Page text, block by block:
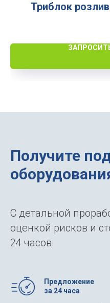
Триблок
Получите
С детальной
оценкой рисков и
24 часов.
Предложение
за 24 часа